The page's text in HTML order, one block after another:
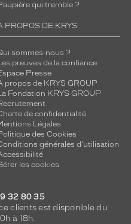
qui tremble ?
PROPOS DE KRYS
sommes-nous ?
preuves de la confiance
Presse
propos de KRYS GROUP
Fondation KRYS GROUP
de confidentialité
Légales
des Cookies
générales d'utilisation
les cookies
32 80 35
clients est disponible du
à 18h.